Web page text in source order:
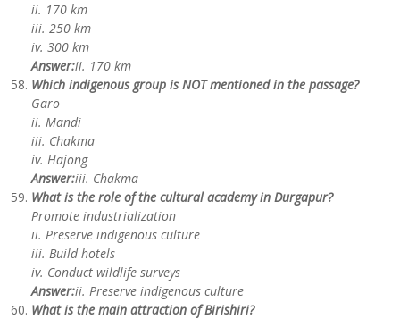
ii. 170 km
iii. 250 km
iv. 300 km
Answer:ii. 170 km
Which indigenous group is NOT mentioned in the passage?
Garo
ii. Mandi
iii. Chakma
iv. Hajong
Answer:iii. Chakma
What is the role of the cultural academy in Durgapur?
Promote industrialization
ii. Preserve indigenous culture
iii. Build hotels
iv. Conduct wildlife surveys
Answer:ii. Preserve indigenous culture
What is the main attraction of Birishiri?